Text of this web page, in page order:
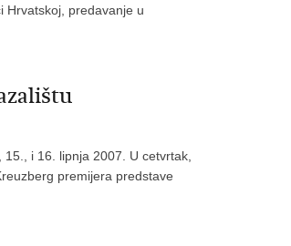
Hrvatskoj, predavanje u
i 16. lipnja 2007. U cetvrtak,
premijera predstave